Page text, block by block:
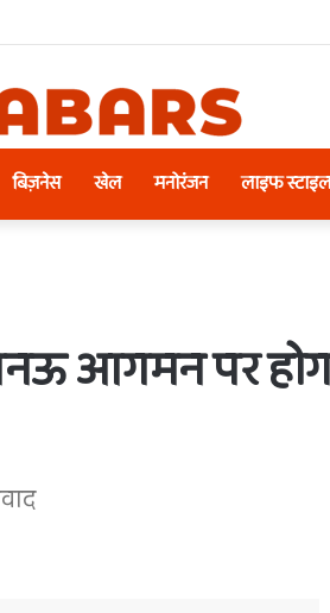
बिज़नेस खेल मनोरंजन लाइफ स्टाइल
आगमन पर